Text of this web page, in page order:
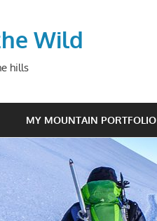
Wild
hills
MY MOUNTAIN PORTFOLIO